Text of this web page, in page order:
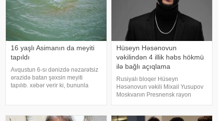
16 yaşlı Asimanın da meyiti
tapıldı
Avqustun 6-sı dənizdə nəzarətsiz
ərazidə batan şəxsin meyiti
tapılıb. xəbər verir ki, bununla
Pirşağı qəsəbəsində ən yaxı
Hüseyn Həsənovun
vəkilindən 4 illik həbs hökmü
ilə bağlı açıqlama
Rusiyalı bloqer Hüseyn
Həsənovun vəkili Mixail Yusupov
Moskvanın Presnensk rayon
bağlı açıqlama verib. Müdafiə